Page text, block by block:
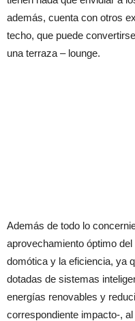
además, cuenta con otros
techo, que puede
una terraza – lounge.
Además de todo lo
aprovechamiento óptimo
domótica y la eficiencia, ya
dotadas de sistemas
energías renovables y
correspondiente impacto-,